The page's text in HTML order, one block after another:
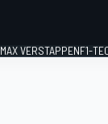
MAX VERSTAPPENF1-